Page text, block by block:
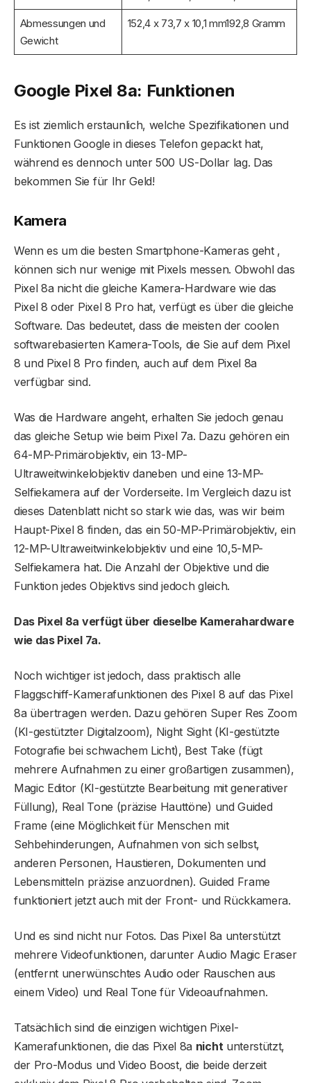
Abmessungen und
Gewicht
152,4 x 73,7 x 10,1 mm192,8 Gramm
Google Pixel 8a: Funktionen
Es ist ziemlich erstaunlich, welche Spezifikationen und
Funktionen Google in dieses Telefon gepackt hat,
während es dennoch unter 500 US-Dollar lag. Das
bekommen Sie für Ihr Geld!
Kamera
Wenn es um die besten Smartphone-Kameras geht ,
können sich nur wenige mit Pixels messen. Obwohl das
Pixel 8a nicht die gleiche Kamera-Hardware wie das
Pixel 8 oder Pixel 8 Pro hat, verfügt es über die gleiche
Software. Das bedeutet, dass die meisten der coolen
softwarebasierten Kamera-Tools, die Sie auf dem Pixel
8 und Pixel 8 Pro finden, auch auf dem Pixel 8a
verfügbar sind.
Was die Hardware angeht, erhalten Sie jedoch genau
das gleiche Setup wie beim Pixel 7a. Dazu gehören ein
64-MP-Primärobjektiv, ein 13-MP-
Ultraweitwinkelobjektiv daneben und eine 13-MP-
Selfiekamera auf der Vorderseite. Im Vergleich dazu ist
dieses Datenblatt nicht so stark wie das, was wir beim
Haupt-Pixel 8 finden, das ein 50-MP-Primärobjektiv, ein
12-MP-Ultraweitwinkelobjektiv und eine 10,5-MP-
Selfiekamera hat. Die Anzahl der Objektive und die
Funktion jedes Objektivs sind jedoch gleich.
Das Pixel 8a verfügt über dieselbe Kamerahardware
wie das Pixel 7a.
Noch wichtiger ist jedoch, dass praktisch alle
Flaggschiff-Kamerafunktionen des Pixel 8 auf das Pixel
8a übertragen werden. Dazu gehören Super Res Zoom
(KI-gestützter Digitalzoom), Night Sight (KI-gestützte
Fotografie bei schwachem Licht), Best Take (fügt
mehrere Aufnahmen zu einer großartigen zusammen),
Magic Editor (KI-gestützte Bearbeitung mit generativer
Füllung), Real Tone (präzise Hauttöne) und Guided
Frame (eine Möglichkeit für Menschen mit
Sehbehinderungen, Aufnahmen von sich selbst,
anderen Personen, Haustieren, Dokumenten und
Lebensmitteln präzise anzuordnen). Guided Frame
funktioniert jetzt auch mit der Front- und Rückkamera.
Und es sind nicht nur Fotos. Das Pixel 8a unterstützt
mehrere Videofunktionen, darunter Audio Magic Eraser
(entfernt unerwünschtes Audio oder Rauschen aus
einem Video) und Real Tone für Videoaufnahmen.
Tatsächlich sind die einzigen wichtigen Pixel-
Kamerafunktionen, die das Pixel 8a nichtunterstützt,
der Pro-Modus und Video Boost, die beide derzeit